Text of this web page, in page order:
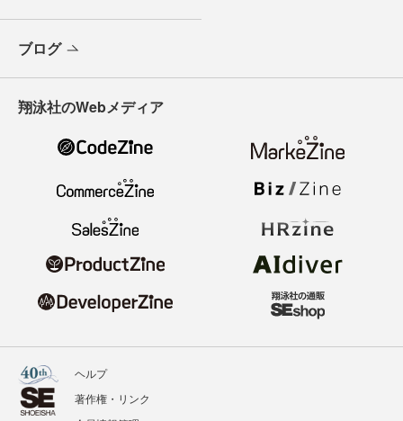
ブログ
翔泳社のWebメディア
ヘルプ
著作権・リンク